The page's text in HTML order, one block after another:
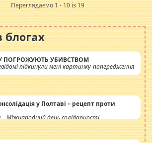
Переглядаємо 1 - 10 із 19
блогах
ПОГРОЖУЮТЬ УБИВСТВОМ
підкинули мені картинку-попередження
у Полтаві – рецепт проти
– Міжнародний день солідарності